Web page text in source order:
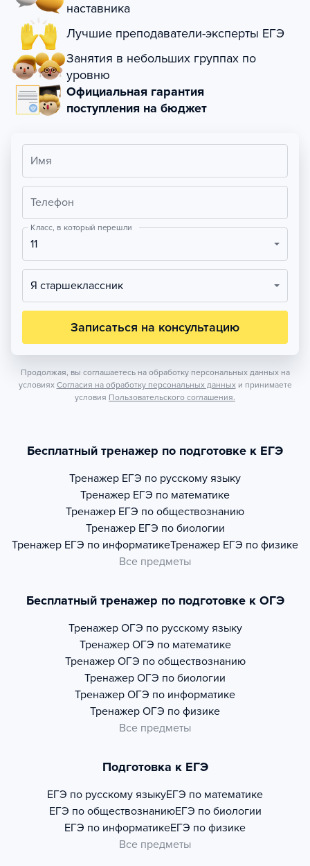
наставника
Лучшие преподаватели-эксперты ЕГЭ
Занятия в небольших группах по
уровню
Официальная гарантия
поступления на бюджет
Имя
Телефон
Класс, в который перешли
11
Я старшеклассник
Записаться на консультацию
Продолжая, вы соглашаетесь на обработку персональных данных на
условиях Согласия на обработку персональных данных и принимаете
условия Пользовательского соглашения.
Бесплатный тренажер по подготовке к ЕГЭ
Тренажер ЕГЭ по русскому языку
Тренажер ЕГЭ по математике
Тренажер ЕГЭ по обществознанию
Тренажер ЕГЭ по биологии
Тренажер ЕГЭ по информатикеТренажер ЕГЭ по физике
Все предметы
Бесплатный тренажер по подготовке к ОГЭ
Тренажер ОГЭ по русскому языку
Тренажер ОГЭ по математике
Тренажер ОГЭ по обществознанию
Тренажер ОГЭ по биологии
Тренажер ОГЭ по информатике
Тренажер ОГЭ по физике
Все предметы
Подготовка к ЕГЭ
ЕГЭ по русскому языкуЕГЭ по математике
ЕГЭ по обществознаниюЕГЭ по биологии
ЕГЭ по информатикеЕГЭ по физике
Все предметы